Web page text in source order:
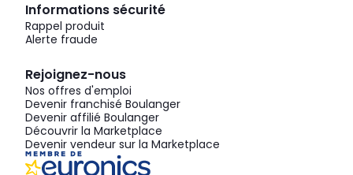
Informations sécurité
Rappel produit
Alerte fraude
Rejoignez-nous
Nos offres d'emploi
Devenir franchisé Boulanger
Devenir affilié Boulanger
Découvrir la Marketplace
Devenir vendeur sur la Marketplace